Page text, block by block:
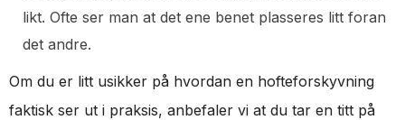
likt. Ofte ser man at det ene benet plasseres litt foran
det andre.
Om du er litt usikker på hvordan en hofteforskyvning
faktisk ser ut i praksis, anbefaler vi at du tar en titt på